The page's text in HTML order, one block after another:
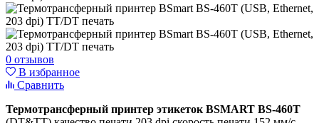
0 отзывов
В избранное
Сравнить
Термотрансферный принтер этикеток BSMART BS-460T